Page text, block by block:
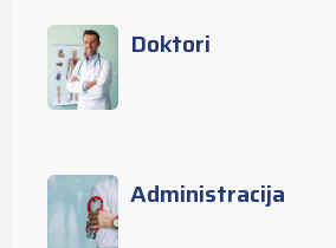
Doktori
Administracija